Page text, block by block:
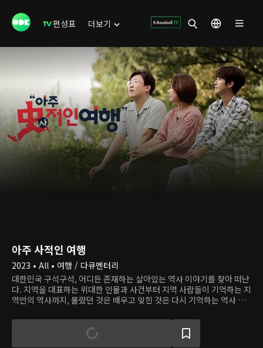
편성표 더보기
아주 사적인 여행
2023 • All • 여행 / 다큐멘터리
대한민국 구석구석, 어디든 존재하는 살아있는 역사 이야기를 찾아 떠난
다. 지역을 대표하는 위대한 인물과 사건부터 지역 사람들이 기억하는 지
역만의 역사까지, 몰랐던 것은 배우고 잊힌 것은 다시 기억하는 역사 여